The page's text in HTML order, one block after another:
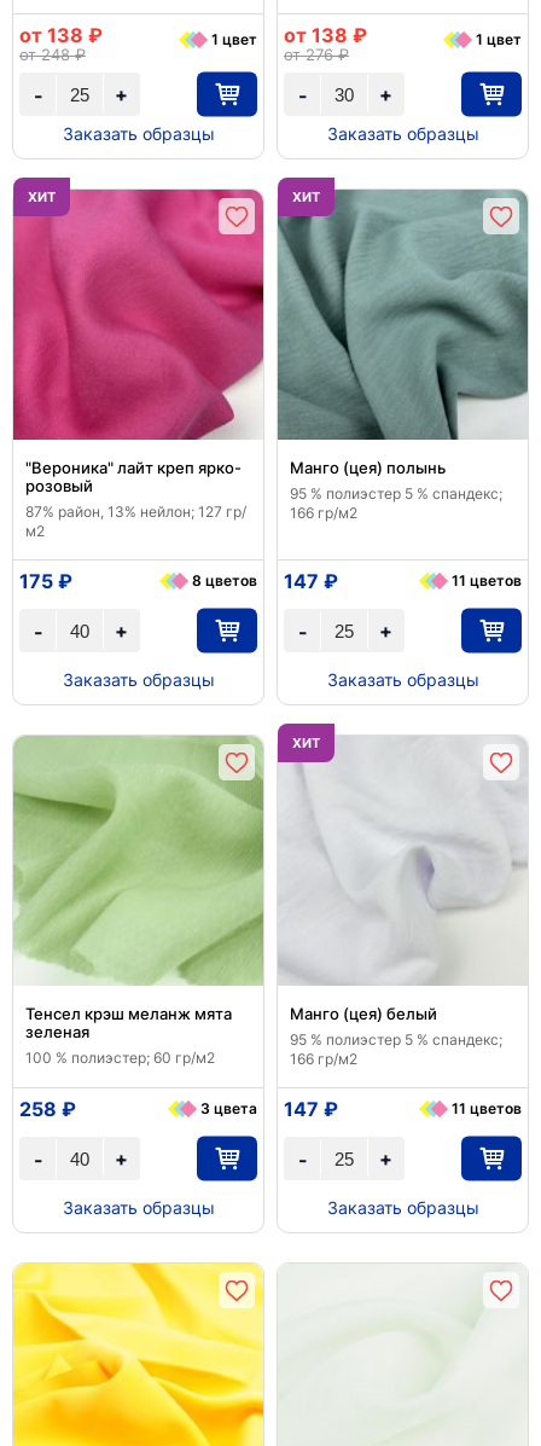
+
-
от 138 ₽
от 248 ₽
1 цвет
Заказать образцы
+
-
от 138 ₽
от 276 ₽
1 цвет
Заказать образцы
ХИТ
"Вероника" лайт креп ярко-
розовый
87% район, 13% нейлон; 127 гр/
м2
+
-
175 ₽ 8 цветов
Заказать образцы
ХИТ
Манго (цея) полынь
95 % полиэстер 5 % спандекс;
166 гр/м2
+
-
147 ₽ 11 цветов
Заказать образцы
Тенсел крэш меланж мята
зеленая
100 % полиэстер; 60 гр/м2
+
-
258 ₽ 3 цвета
Заказать образцы
ХИТ
Манго (цея) белый
95 % полиэстер 5 % спандекс;
166 гр/м2
+
-
147 ₽ 11 цветов
Заказать образцы